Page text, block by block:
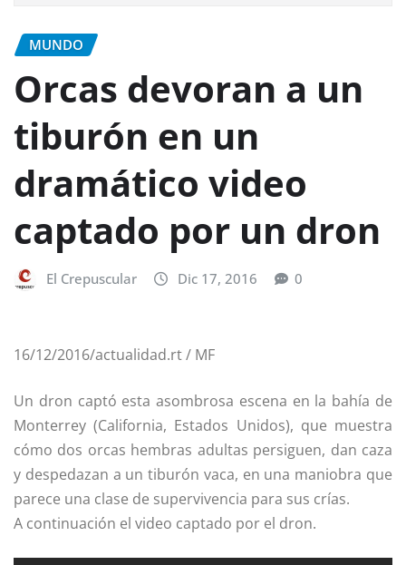
MUNDO
Orcas devoran a un
tiburón en un
dramático video
captado por un dron
El Crepuscular Dic 17, 2016 0
16/12/2016/actualidad.rt / MF
Un dron captó esta asombrosa escena en la bahía de
Monterrey (California, Estados Unidos), que muestra
cómo dos orcas hembras adultas persiguen, dan caza
y despedazan a un tiburón vaca, en una maniobra que
parece una clase de supervivencia para sus crías.
A continuación el video captado por el dron.